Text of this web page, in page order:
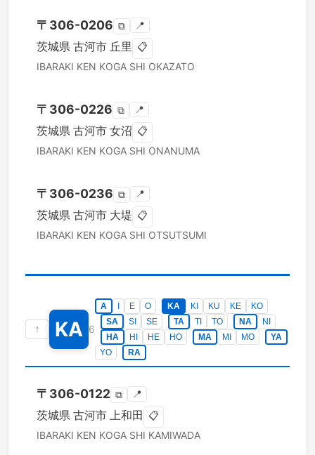
〒 306-0206 ⧉ 📍
茨城県 古河市 丘里 📋
IBARAKI KEN KOGA SHI OKAZATO
〒 306-0226 ⧉ 📍
茨城県 古河市 女沼 📋
IBARAKI KEN KOGA SHI ONANUMA
〒 306-0236 ⧉ 📍
茨城県 古河市 大堤 📋
IBARAKI KEN KOGA SHI OTSUTSUMI
↑ KA 6
A E O KA KI KU KE
KO
SA
SI SE TA TI TO NA
NI
HA
HI HE HO MA MI MO
YA
YO
RA
〒 306-0122 ⧉ 📍
茨城県 古河市 上和田 📋
IBARAKI KEN KOGA SHI KAMIWADA